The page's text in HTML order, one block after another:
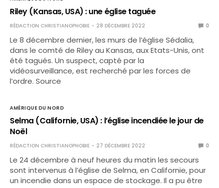
Riley (Kansas, USA) : une église taguée
RÉDACTION CHRISTIANOPHOBIE 28 DÉCEMBRE 2022 0
Le 8 décembre dernier, les murs de l’église Sédalia,
dans le comté de Riley au Kansas, aux Etats-Unis, ont
été tagués. Un suspect, capté par la
vidéosurveillance, est recherché par les forces de
l’ordre. Source
AMÉRIQUE DU NORD
Selma (Californie, USA) : l’église incendiée le jour de
Noël
RÉDACTION CHRISTIANOPHOBIE 27 DÉCEMBRE 2022 0
Le 24 décembre à neuf heures du matin les secours
sont intervenus à l’église de Selma, en Californie, pour
un incendie dans un espace de stockage. Il a pu être